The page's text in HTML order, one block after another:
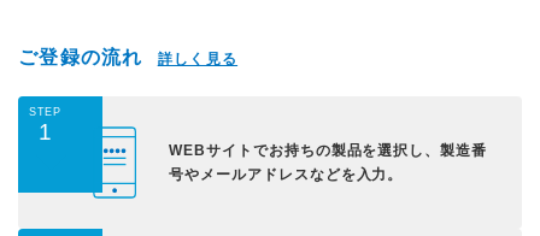
ご登録の流れ 詳しく見る
STEP
1
WEBサイトでお持ちの製品を選択し、製造番
号やメールアドレスなどを入力。